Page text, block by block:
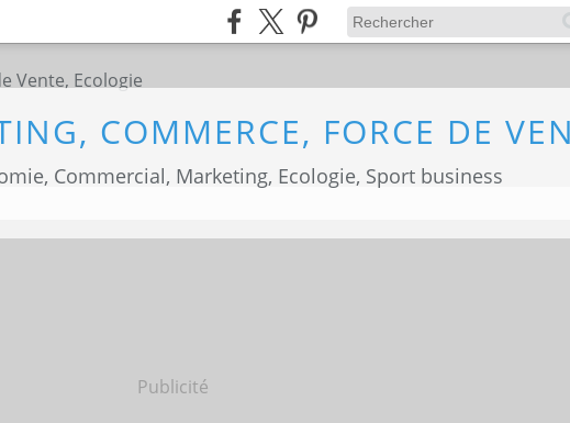
Commercial, Marketing, Ecologie, Sport business
Publicité